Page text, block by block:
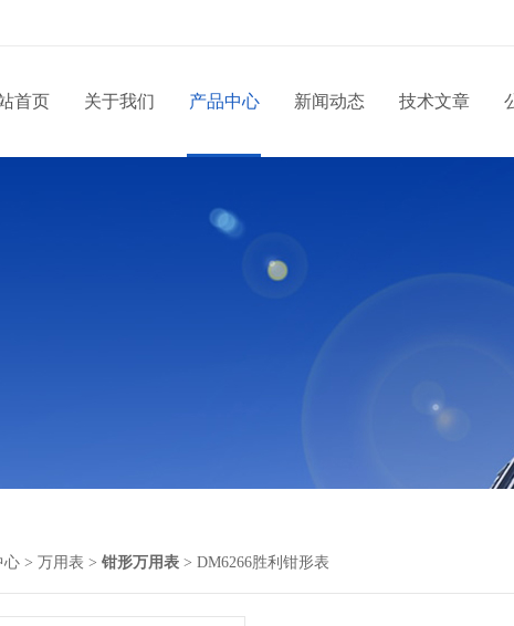
首页 关于我们 产品中心 新闻动态 技术文章
心 > 万用表 > 钳形万用表 > DM6266胜利钳形表